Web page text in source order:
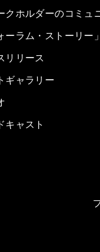
クホルダーのコミュ
ーラム・ストーリー」
リリース
ギャラリー
キャスト